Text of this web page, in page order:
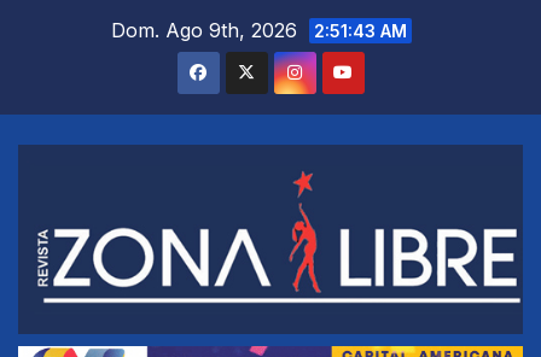
Dom. Ago 9th, 2026 2:51:44 AM